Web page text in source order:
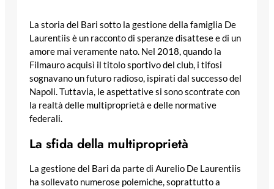
La storia del Bari sotto la gestione della famiglia De
Laurentiis è un racconto di speranze disattese e di un
amore mai veramente nato. Nel 2018, quando la
Filmauro acquisì il titolo sportivo del club, i tifosi
sognavano un futuro radioso, ispirati dal successo del
Napoli. Tuttavia, le aspettative si sono scontrate con
la realtà delle multiproprietà e delle normative
federali.
La sfida della multiproprietà
La gestione del Bari da parte di Aurelio De Laurentiis
ha sollevato numerose polemiche, soprattutto a